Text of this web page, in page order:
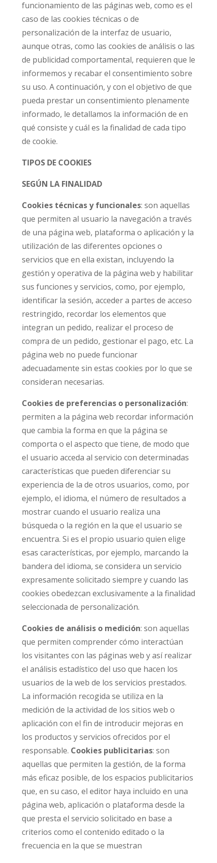
funcionamiento de las páginas web, como es el
caso de las cookies técnicas o de
personalización de la interfaz de usuario,
aunque otras, como las cookies de análisis o las
de publicidad comportamental, requieren que le
informemos y recabar el consentimiento sobre
su uso. A continuación, y con el objetivo de que
pueda prestar un consentimiento plenamente
informado, le detallamos la información de en
qué consiste y cuál es la finalidad de cada tipo
de cookie.
TIPOS DE COOKIES
SEGÚN LA FINALIDAD
Cookies técnicas y funcionales: son aquellas
que permiten al usuario la navegación a través
de una página web, plataforma o aplicación y la
utilización de las diferentes opciones o
servicios que en ella existan, incluyendo la
gestión y operativa de la página web y habilitar
sus funciones y servicios, como, por ejemplo,
identificar la sesión, acceder a partes de acceso
restringido, recordar los elementos que
integran un pedido, realizar el proceso de
compra de un pedido, gestionar el pago, etc. La
página web no puede funcionar
adecuadamente sin estas cookies por lo que se
consideran necesarias.
Cookies de preferencias o personalización:
permiten a la página web recordar información
que cambia la forma en que la página se
comporta o el aspecto que tiene, de modo que
el usuario acceda al servicio con determinadas
características que pueden diferenciar su
experiencia de la de otros usuarios, como, por
ejemplo, el idioma, el número de resultados a
mostrar cuando el usuario realiza una
búsqueda o la región en la que el usuario se
encuentra. Si es el propio usuario quien elige
esas características, por ejemplo, marcando la
bandera del idioma, se considera un servicio
expresamente solicitado siempre y cuando las
cookies obedezcan exclusivamente a la finalidad
seleccionada de personalización.
Cookies de análisis o medición: son aquellas
que permiten comprender cómo interactúan
los visitantes con las páginas web y así realizar
el análisis estadístico del uso que hacen los
usuarios de la web de los servicios prestados.
La información recogida se utiliza en la
medición de la actividad de los sitios web o
aplicación con el fin de introducir mejoras en
los productos y servicios ofrecidos por el
responsable. Cookies publicitarias: son
aquellas que permiten la gestión, de la forma
más eficaz posible, de los espacios publicitarios
que, en su caso, el editor haya incluido en una
página web, aplicación o plataforma desde la
que presta el servicio solicitado en base a
criterios como el contenido editado o la
frecuencia en la que se muestran